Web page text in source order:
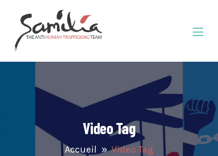
Video Tag
Accueil Video Tag